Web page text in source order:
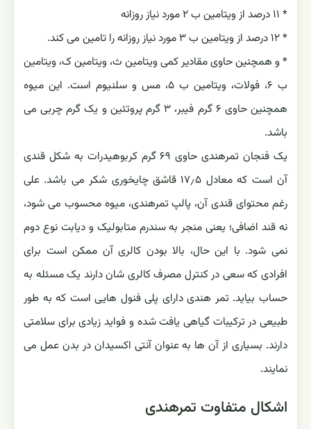
* ۱۱ درصد از ویتامین ب ۲ مورد نیاز روزانه
* ۱۲ درصد از ویتامین ب ۳ مورد نیاز روزانه را تامین می کند.
* و همچنین حاوی مقادیر کمی ویتامین ث، ویتامین ک، ویتامین
ب ۶، فولات، ویتامین ب ۵، مس و سلنیوم است. این میوه
همچنین حاوی ۶ گرم فیبر، ۳ گرم پروتئین و یک گرم چربی می
باشد.
یک فنجان تمرهندی حاوی ۶۹ گرم کربوهیدرات به شکل قندی
آن است که معادل ۱۷٫۵ قاشق چایخوری شکر می باشد. علی
رغم محتوای قندی آن، پالپ تمرهندی، میوه محسوب می شود،
نه قند اضافی؛ یعنی منجر به سندرم متابولیک و دیابت نوع دوم
نمی شود. با این حال، بالا بودن کالری آن ممکن است برای
افرادی که سعی در کنترل مصرف کالری شان دارند یک مسئله به
حساب بیاید. تمر هندی دارای پلی فنول هایی است که به طور
طبیعی در ترکیبات گیاهی یافت شده و فواید زیادی برای سلامتی
دارند. بسیاری از آن ها به عنوان آنتی اکسیدان در بدن عمل می
نمایند.
اشکال متفاوت تمرهندی